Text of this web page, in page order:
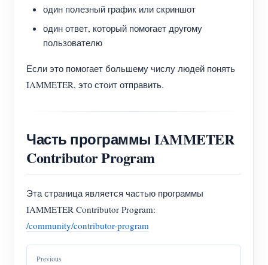
один полезный график или скриншот
один ответ, который помогает другому
пользователю
Если это помогает большему числу людей понять
IAMMETER, это стоит отправить.
Часть программы IAMMETER
Contributor Program
Эта страница является частью программы
IAMMETER Contributor Program:
/community/contributor-program
Previous